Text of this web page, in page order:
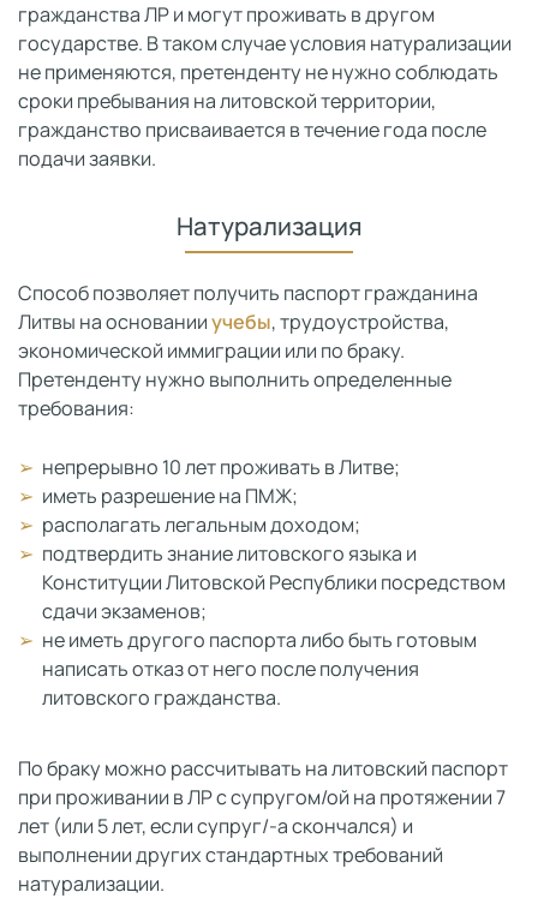
гражданства ЛР и могут проживать в другом
государстве. В таком случае условия натурализации
не применяются, претенденту не нужно соблюдать
сроки пребывания на литовской территории,
гражданство присваивается в течение года после
подачи заявки.
Натурализация
Способ позволяет получить паспорт гражданина
Литвы на основанииучебы, трудоустройства,
экономической иммиграции или по браку.
Претенденту нужно выполнить определенные
требования:
непрерывно 10 лет проживать в Литве;
иметь разрешение на ПМЖ;
располагать легальным доходом;
подтвердить знание литовского языка и
Конституции Литовской Республики посредством
сдачи экзаменов;
не иметь другого паспорта либо быть готовым
написать отказ от него после получения
литовского гражданства.
По браку можно рассчитывать на литовский паспорт
при проживании в ЛР с супругом/ой на протяжении 7
лет (или 5 лет, если супруг/-а скончался) и
выполнении других стандартных требований
натурализации.